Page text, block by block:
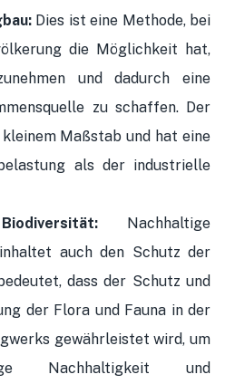
Dies ist eine Methode, bei
die Möglichkeit hat,
und dadurch eine
zu schaffen. Der
Maßstab und hat eine
als der industrielle
Nachhaltige
auch den Schutz der
dass der Schutz und
der Flora und Fauna in der
gewährleistet wird, um
Nachhaltigkeit und